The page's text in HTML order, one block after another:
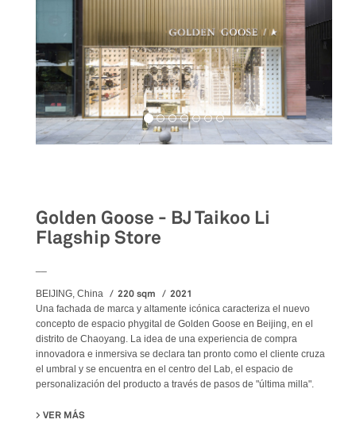
Golden Goose - BJ Taikoo Li
Flagship Store
BEIJING, China 220 sqm 2021
Una fachada de marca y altamente icónica caracteriza el nuevo
concepto de espacio phygital de Golden Goose en Beijing, en el
distrito de Chaoyang. La idea de una experiencia de compra
innovadora e inmersiva se declara tan pronto como el cliente cruza
el umbral y se encuentra en el centro del Lab, el espacio de
personalización del producto a través de pasos de "última milla".
VER MÁS